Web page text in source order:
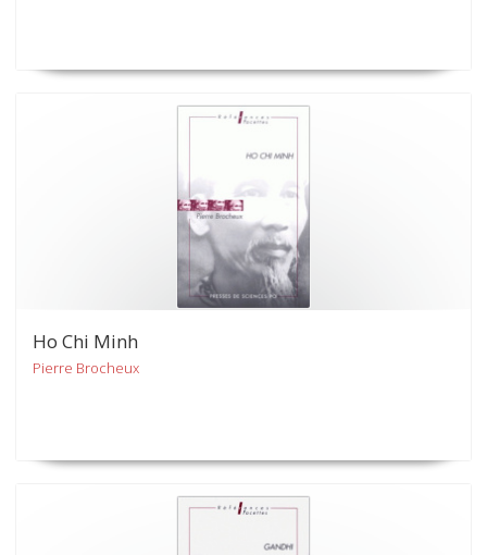
Ho Chi Minh
Pierre Brocheux